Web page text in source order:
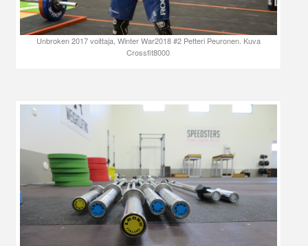
Unbroken 2017 voittaja, Winter War2018 #2 Petteri Peuronen. Kuva
Crossfit8000